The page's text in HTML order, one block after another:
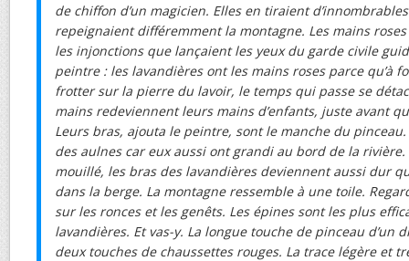
de chiffon d’un magicien. Elles en tiraient
repeignaient différemment la montagne. Les mains
les injonctions que lançaient les yeux du garde civile
peintre : les lavandières ont les mains roses parce qu’à
frotter sur la pierre du lavoir, le temps qui passe se
mains redeviennent leurs mains d’enfants, juste avant
Leurs bras, ajouta le peintre, sont le manche du
des aulnes car eux aussi ont grandi au bord de la rivière.
mouillé, les bras des lavandières deviennent aussi dur
dans la berge. La montagne ressemble à une toile.
sur les ronces et les genêts. Les épines sont les plus
lavandières. Et vas-y. La longue touche de pinceau d’un
deux touches de chaussettes rouges. La trace légère et